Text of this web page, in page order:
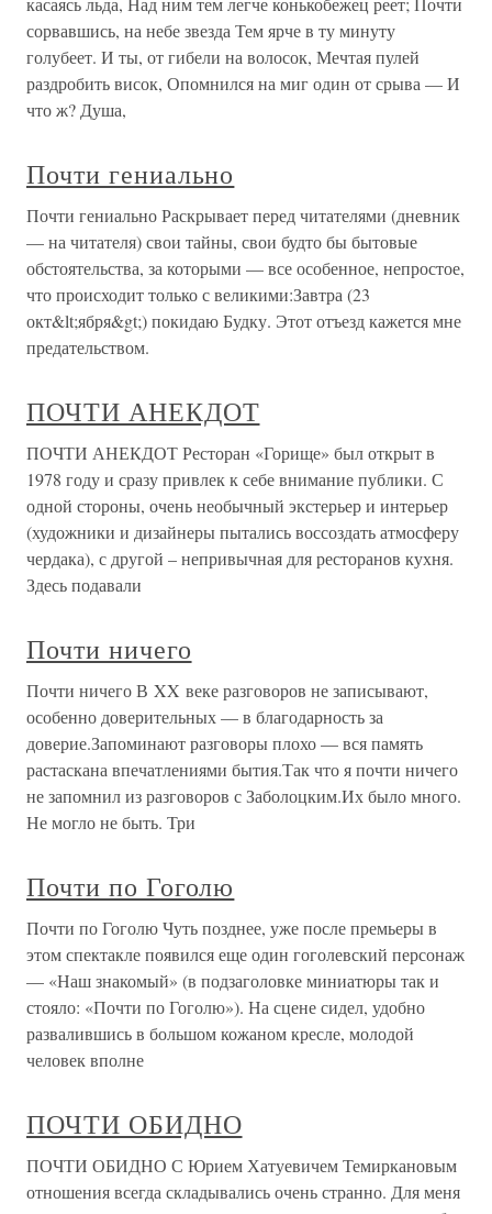
сорвавшись, на небе звезда Тем ярче в ту минуту
голубеет. И ты, от гибели на волосок, Мечтая пулей
раздробить висок, Опомнился на миг один от срыва — И
что ж? Душа,
Почти гениально
Почти гениально Раскрывает перед читателями (дневник
— на читателя) свои тайны, свои будто бы бытовые
обстоятельства, за которыми — все особенное, непростое,
что происходит только с великими:Завтра (23
окт&lt;ября&gt;) покидаю Будку. Этот отъезд кажется мне
предательством.
ПОЧТИ АНЕКДОТ
ПОЧТИ АНЕКДОТ Ресторан «Горище» был открыт в
1978 году и сразу привлек к себе внимание публики. С
одной стороны, очень необычный экстерьер и интерьер
(художники и дизайнеры пытались воссоздать атмосферу
чердака), с другой – непривычная для ресторанов кухня.
Здесь подавали
Почти ничего
Почти ничего В XX веке разговоров не записывают,
особенно доверительных — в благодарность за
доверие.Запоминают разговоры плохо — вся память
растаскана впечатлениями бытия.Так что я почти ничего
не запомнил из разговоров с Заболоцким.Их было много.
Не могло не быть. Три
Почти по Гоголю
Почти по Гоголю Чуть позднее, уже после премьеры в
этом спектакле появился еще один гоголевский персонаж
— «Наш знакомый» (в подзаголовке миниатюры так и
стояло: «Почти по Гоголю»). На сцене сидел, удобно
развалившись в большом кожаном кресле, молодой
человек вполне
ПОЧТИ ОБИДНО
ПОЧТИ ОБИДНО С Юрием Хатуевичем Темиркановым
отношения всегда складывались очень странно. Для меня